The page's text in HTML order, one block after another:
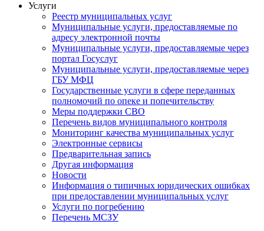
Услуги
Реестр муниципальных услуг
Муниципальные услуги, предоставляемые по
адресу электронной почты
Муниципальные услуги, предоставляемые через
портал Госуслуг
Муниципальные услуги, предоставляемые через
ГБУ МФЦ
Государственные услуги в сфере переданных
полномочий по опеке и попечительству
Меры поддержки СВО
Перечень видов муниципального контроля
Мониторинг качества муниципальных услуг
Электронные сервисы
Предварительная запись
Другая информация
Новости
Информация о типичных юридических ошибках
при предоставлении муниципальных услуг
Услуги по погребению
Перечень МСЗУ